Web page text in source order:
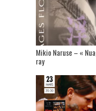
Mikio Naruse – «
ray